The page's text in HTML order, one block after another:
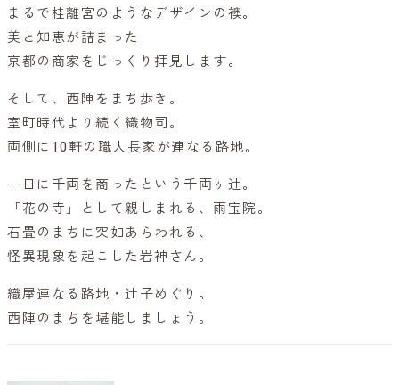
まるで桂離宮のようなデザインの襖。
美と知恵が詰まった
京都の商家をじっくり拝見します。
そして、西陣をまち歩き。
室町時代より続く織物司。
両側に10軒の職人長家が連なる路地。
一日に千両を商ったという千両ヶ辻。
「花の寺」として親しまれる、雨宝院。
石畳のまちに突如あらわれる、
怪異現象を起こした岩神さん。
織屋連なる路地・辻子めぐり。
西陣のまちを堪能しましょう。